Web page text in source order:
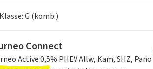
G (komb.)
Connect
Active 0,5% PHEV Allw, Kam, SHZ, Pano